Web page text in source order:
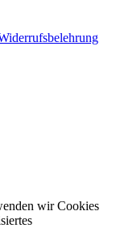
wir Cookies